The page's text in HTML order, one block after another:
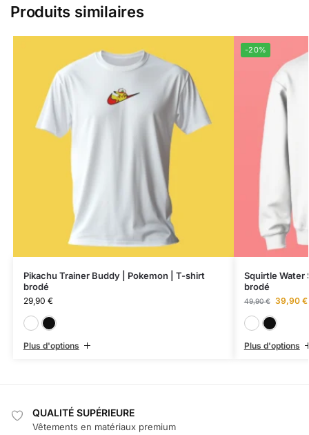
Produits similaires
Pikachu Trainer Buddy | Pokemon | T-shirt
brodé
29,90 €
Plus d'options
-20%
Squirtle Water
brodé
49,90€ 39,90 €
Plus d'options
QUALITÉ SUPÉRIEURE
Vêtements en matériaux premium